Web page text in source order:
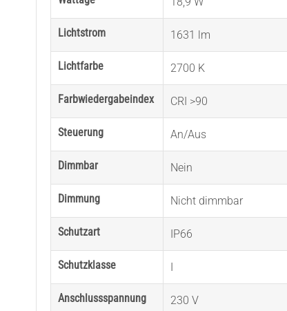
Lichtstrom 1631 lm
Lichtfarbe 2700 K
Farbwiedergabeindex CRI >90
Steuerung An/Aus
Dimmbar Nein
Dimmung Nicht dimmbar
Schutzart IP66
Schutzklasse
Anschlussspannung 230 V